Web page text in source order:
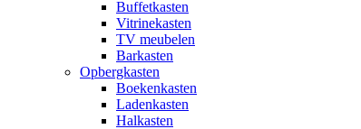
Buffetkasten
Vitrinekasten
TV meubelen
Barkasten
Opbergkasten
Boekenkasten
Ladenkasten
Halkasten